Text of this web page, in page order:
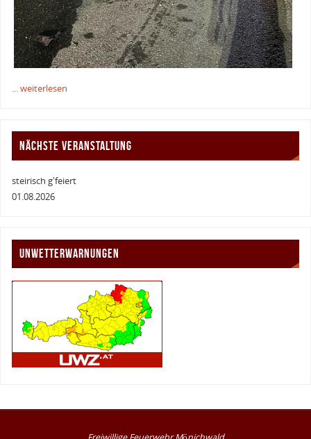
... weiterlesen
NÄCHSTE VERANSTALTUNG
steirisch g'feiert
01.08.2026
UNWETTERWARNUNGEN